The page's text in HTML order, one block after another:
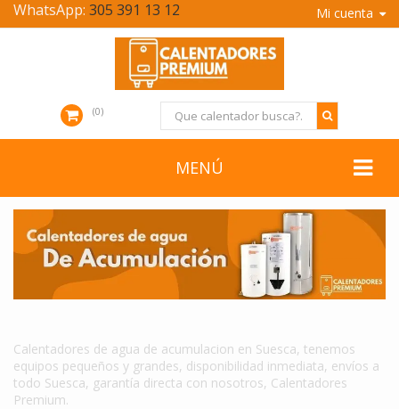
Mi cuenta
WhatsApp: 305 391 13 12
0
MENÚ
Calentadores de agua de acumulacion en Suesca, tenemos
equipos pequeños y grandes, disponibilidad inmediata, envíos a
todo Suesca, garantía directa con nosotros, Calentadores
Premium.